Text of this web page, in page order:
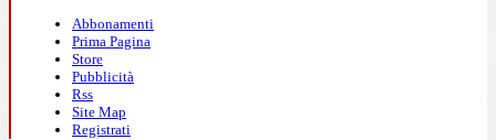
Abbonamenti
Prima Pagina
Store
Pubblicità
Rss
Site Map
Registrati